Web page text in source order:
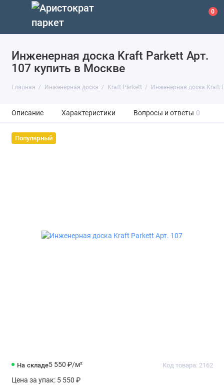
0
Инженерная доска Kraft Parkett Арт.
107 купить в Москве
Главная Инженерная доска Kraft Parkett Инженерная доска Kraft
Описание Характеристики Вопросы и ответы 0
Популярный
На складе Код товара: 2162
5 550 ₽/м²
Цена за упак: 5 550 ₽